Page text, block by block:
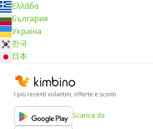
Ελλάδα
България
Україна
한국
日本
I più recenti volantini, offerte e sconti
Scarica da